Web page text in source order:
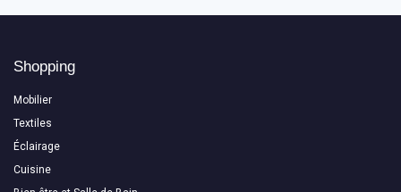
Shopping
Mobilier
Textiles
Éclairage
Cuisine